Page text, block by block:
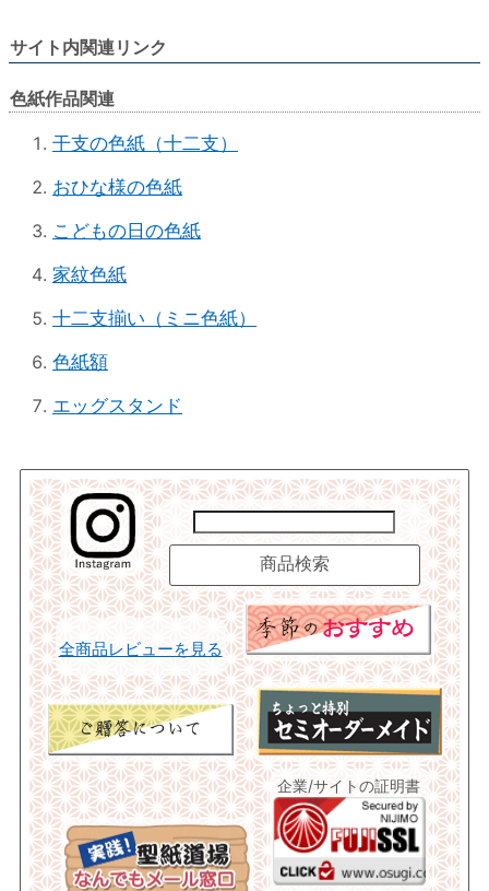
サイト内関連リンク
色紙作品関連
干支の色紙（十二支）
おひな様の色紙
こどもの日の色紙
家紋色紙
十二支揃い（ミニ色紙）
色紙額
エッグスタンド
全商品レビューを見る
企業/サイトの証明書